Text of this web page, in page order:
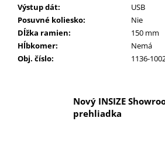
Výstup dát:
USB
Posuvné koliesko:
Nie
Dĺžka ramien:
150 mm
Hĺbkomer:
Nemá
Obj. číslo: 1136-
Nový INSIZE
prehliadka